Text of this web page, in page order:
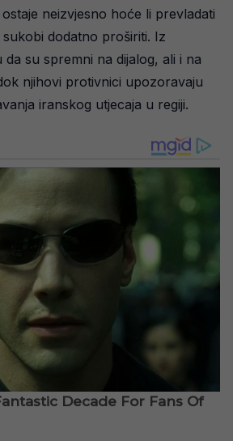
neizvjesno hoće li prevladati
sukobi dodatno proširiti. Iz
su spremni na dijalog, ali i na
njihovi protivnici upozoravaju
iranskog utjecaja u regiji.